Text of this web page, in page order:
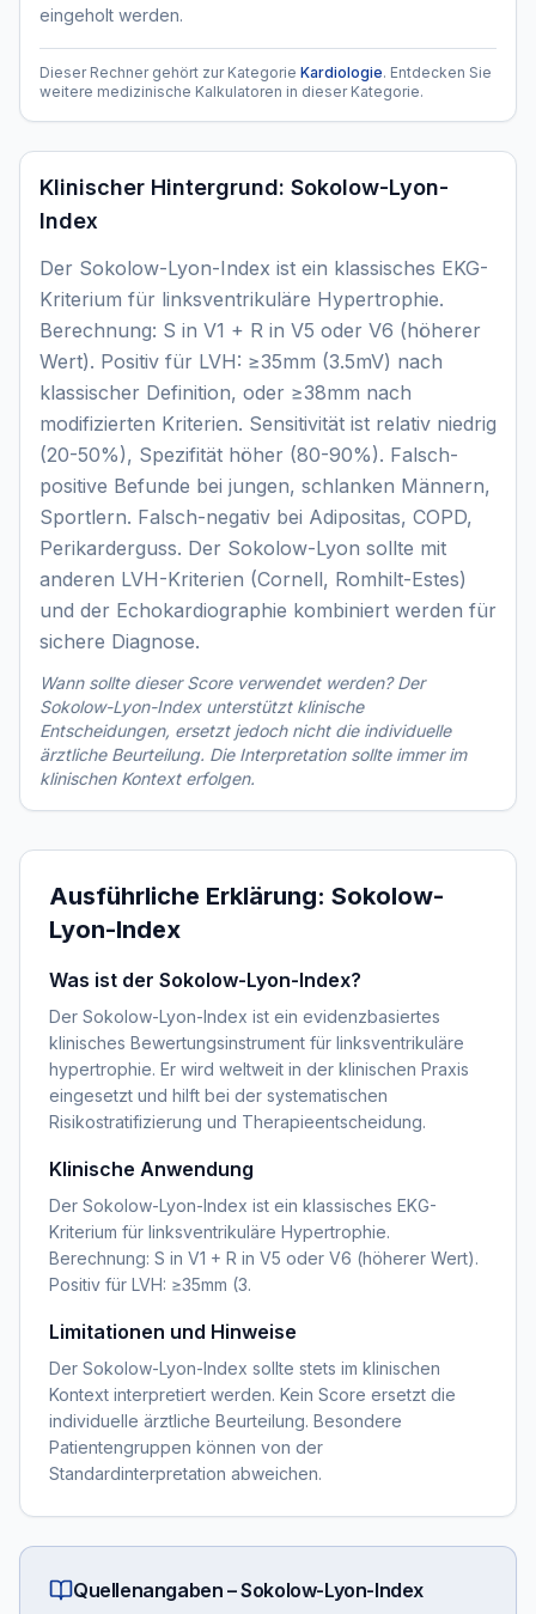
eingeholt werden.
Dieser Rechner gehört zur Kategorie Kardiologie. Entdecken Sie
weitere medizinische Kalkulatoren in dieser Kategorie.
Klinischer Hintergrund: Sokolow-Lyon-
Index
Der Sokolow-Lyon-Index ist ein klassisches EKG-
Kriterium für linksventrikuläre Hypertrophie.
Berechnung: S in V1 + R in V5 oder V6 (höherer
Wert). Positiv für LVH: ≥35mm (3.5mV) nach
klassischer Definition, oder ≥38mm nach
modifizierten Kriterien. Sensitivität ist relativ niedrig
(20-50%), Spezifität höher (80-90%). Falsch-
positive Befunde bei jungen, schlanken Männern,
Sportlern. Falsch-negativ bei Adipositas, COPD,
Perikarderguss. Der Sokolow-Lyon sollte mit
anderen LVH-Kriterien (Cornell, Romhilt-Estes)
und der Echokardiographie kombiniert werden für
sichere Diagnose.
Wann sollte dieser Score verwendet werden? Der
Sokolow-Lyon-Indexunterstützt klinische
Entscheidungen, ersetzt jedoch nicht die individuelle
ärztliche Beurteilung. Die Interpretation sollte immer im
klinischen Kontext erfolgen.
Ausführliche Erklärung: Sokolow-
Lyon-Index
Was ist der Sokolow-Lyon-Index?
Der Sokolow-Lyon-Index ist ein evidenzbasiertes
klinisches Bewertungsinstrument für linksventrikuläre
hypertrophie. Er wird weltweit in der klinischen Praxis
eingesetzt und hilft bei der systematischen
Risikostratifizierung und Therapieentscheidung.
Klinische Anwendung
Der Sokolow-Lyon-Index ist ein klassisches EKG-
Kriterium für linksventrikuläre Hypertrophie.
Berechnung: S in V1 + R in V5 oder V6 (höherer Wert).
Positiv für LVH: ≥35mm (3.
Limitationen und Hinweise
Der Sokolow-Lyon-Index sollte stets im klinischen
Kontext interpretiert werden. Kein Score ersetzt die
individuelle ärztliche Beurteilung. Besondere
Patientengruppen können von der
Standardinterpretation abweichen.
Quellenangaben –Sokolow-Lyon-Index